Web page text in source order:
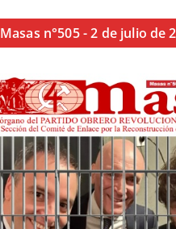
Masas n°505 - 2 de julio de